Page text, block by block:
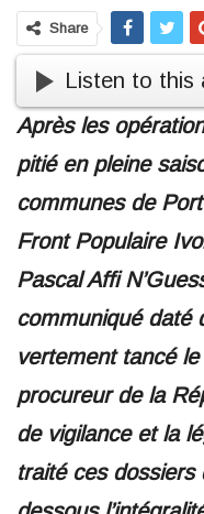
Share
Listen to this
Après les
pitié en pleine
communes de
Front Populaire
Pascal Affi
communiqué daté
vertement tancé
procureur de la
de vigilance et la
traité ces dossiers